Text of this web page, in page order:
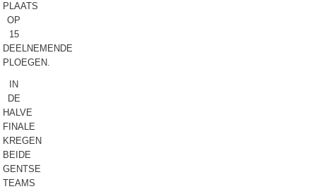
PLAATS
OP
15
DEELNEMENDE
PLOEGEN.
IN
DE
HALVE
FINALE
KREGEN
BEIDE
GENTSE
TEAMS